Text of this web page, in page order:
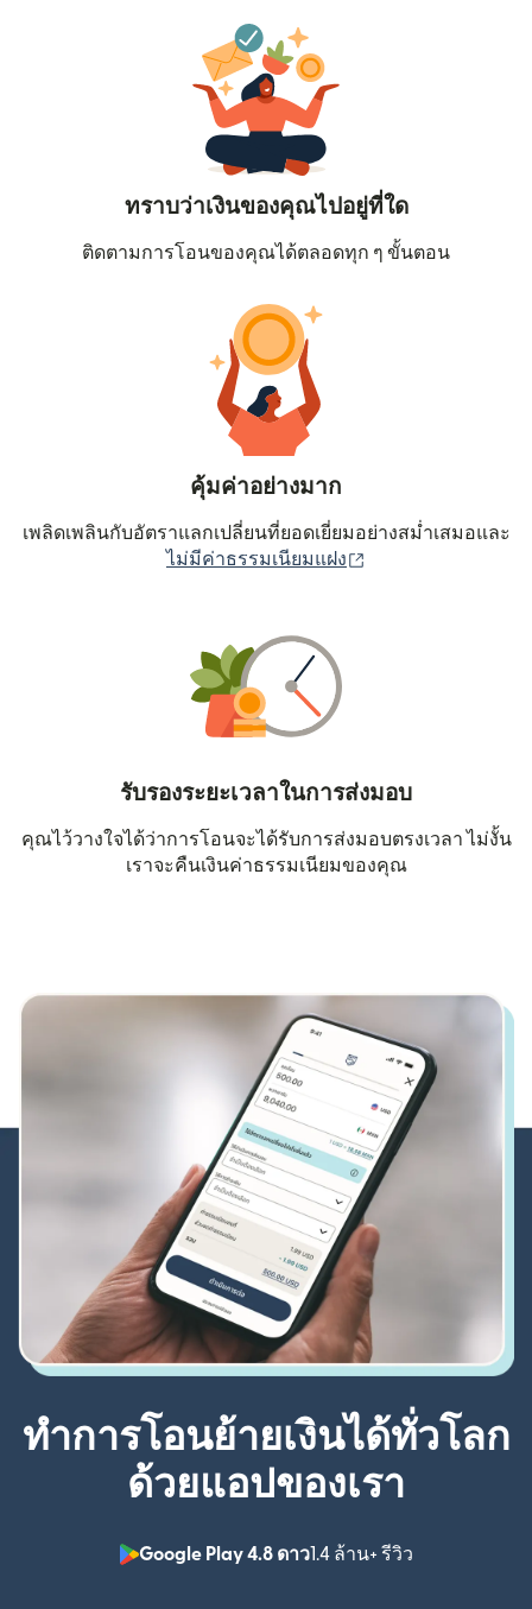
ทราบว่าเงินของคุณไปอยู่ที่ใด
ติดตามการโอนของคุณได้ตลอดทุก ๆ ขั้นตอน
คุ้มค่าอย่างมาก
เพลิดเพลินกับอัตราแลกเปลี่ยนที่ยอดเยี่ยมอย่างสม่ำเสมอและ
ไม่มีค่าธรรมเนียมแฝง
รับรองระยะเวลาในการส่งมอบ
คุณไว้วางใจได้ว่าการโอนจะได้รับการส่งมอบตรงเวลา ไม่งั้น
เราจะคืนเงินค่าธรรมเนียมของคุณ
ทำการโอนย้ายเงินได้ทั่วโลก
ด้วยแอปของเรา
Google Play 4.8 ดาว1.4 ล้าน+ รีวิว
(เปิดในหน้าต่